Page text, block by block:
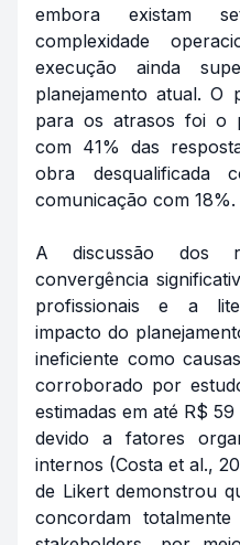
embora existam
complexidade
execução ainda
planejamento atual. O
para os atrasos foi o
com 41% das
obra
comunicação com 18%.
A discussão dos
convergência
profissionais e a
impacto do
ineficiente como
corroborado por
estimadas em até R$
devido a fatores
internos (Costa et al.,
de Likert demonstrou
concordam